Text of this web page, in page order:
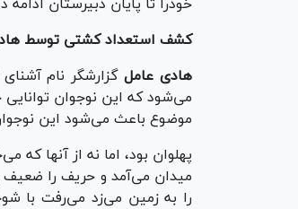
خودرا تا پایان دبیرستان
کشف استعداد کشتی توسط
هادی عاملگزارشگر نام
می‌شود که این نوجوان توانایی
موضوع باعث می‌شود این
پهلوان بود، اما نه از آنها که
میدان می‌آمد و حریف را ضعیف
را به زمین می‌زد می‌رفت با